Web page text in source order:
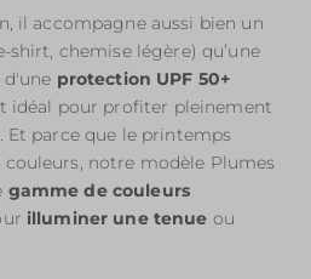
il accompagne aussi bien un
shirt, chemise légère) qu’une
d'une protection UPF 50+
idéal pour profiter pleinement
Et parce que le printemps
notre modèle Plumes
gamme de couleurs
illuminer une tenue ou